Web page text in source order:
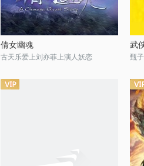
倩女幽魂
古天乐爱上刘亦菲上演人妖恋
武
甄